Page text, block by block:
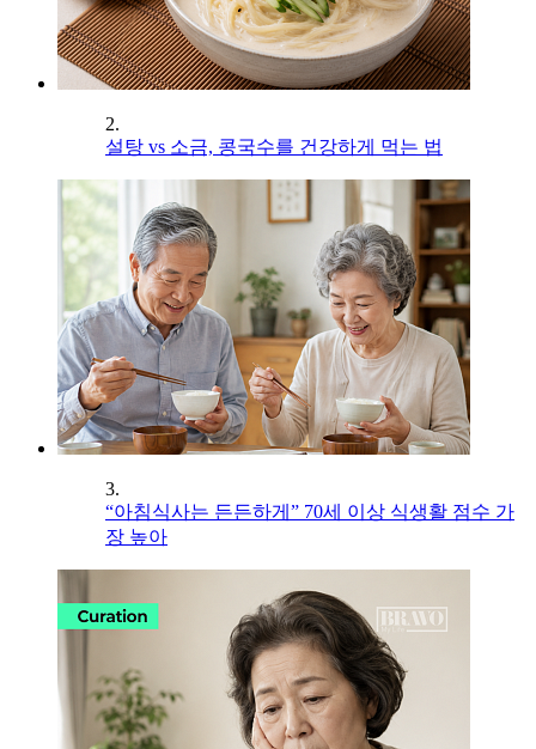
2.
설탕 vs 소금, 콩국수를 건강하게 먹는 법
3.
“아침식사는 든든하게” 70세 이상 식생활 점수 가
장 높아